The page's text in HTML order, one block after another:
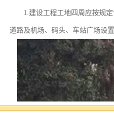
1.建设工程工地四周应按规定
道路及机场、码头、车站广场设